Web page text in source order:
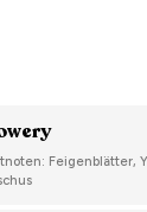
Feigenblätter,